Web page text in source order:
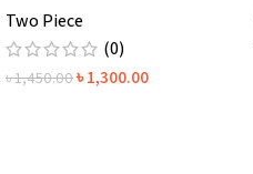
Two Piece
(0)
৳1,450.00৳1,300.00